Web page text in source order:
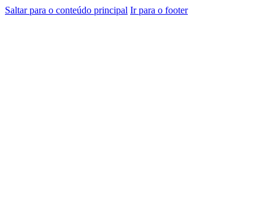
Saltar para o conteúdo principal Ir para o footer